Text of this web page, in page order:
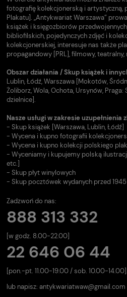
fotografię kolekcjonerską i artystyczną,
Plakatu]. „Antykwariat Warszawa”
książek i księgozbiorów
bibliofilskich, pojedynczych zdjęć i
kolekcjonerskiej, interesuje nas także
propagandowy [PRL], filmowy,
Obszar działania / Skup książek i
Lublin, Łódź, Warszawa [Mokotów,
Żoliborz, Wola, Ochota, Ursynów, Praga:
dzielnice].
Nasze usługi w zakresie uzupełnienia
- Skup książek [Warszawa, Lublin, Łódź]
- Wycena i kupno fotografii
- Wycena i kupno kolekcji polskiego
- Wyceniamy i kupujemy polską
etc.]
- Skup płyt winylowych
- Skup pocztówek wydanych przed
Zadzwoń do nas:
888 313 332
[w godz. 8.00-22.00]
22 646 06 44
[pon.-pt. 11.00-19.00 / sob. 10.00-14.00].
lub napisz: antykwariatwaw@gmail.com